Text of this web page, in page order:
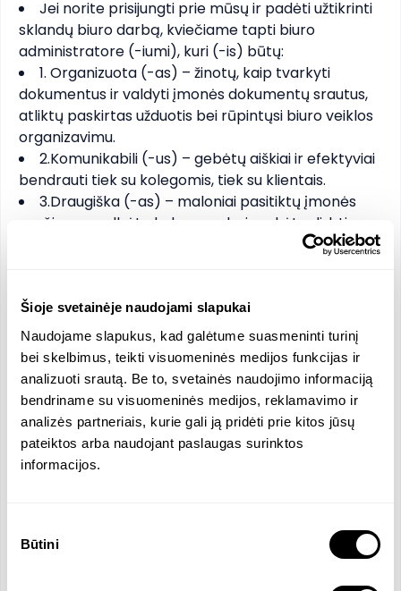
Šioje svetainėje naudojami slapukai
Naudojame slapukus, kad galėtume suasmeninti turinį
bei skelbimus, teikti visuomeninės medijos funkcijas ir
analizuoti srautą. Be to, svetainės naudojimo informaciją
bendriname su visuomeninės medijos, reklamavimo ir
analizės partneriais, kurie gali ją pridėti prie kitos jūsų
pateiktos arba naudojant paslaugas surinktos
informacijos.
pasirinkimas
Būtini
Jei norite prisijungti prie mūsų ir padėti užtikrinti
sklandų biuro darbą, kviečiame tapti biuro
administratore (-iumi), kuri (-is) būtų:
1. Organizuota (-as) – žinotų, kaip tvarkyti
dokumentus ir valdyti įmonės dokumentų srautus,
atliktų paskirtas užduotis bei rūpintųsi biuro veiklos
organizavimu.
2.Komunikabili (-us) – gebėtų aiškiai ir efektyviai
bendrauti tiek su kolegomis, tiek su klientais.
3.Draugiška (-as) – maloniai pasitiktų įmonės
svečius, pagelbėtų kolegoms bei mokėtų dirbti
5.Kūrybinga (-as) socialinių tinklų meistras –
žinotų kaip kurti patrauklų ir įtraukiantį turinį,
pritaikytą įvairioms platformoms, greitai sugalvoti
idėjų, kurios pritrauktų sekėjus.
6.Iniciatyvus – aktyviai dalyvautų įmonės veikloje.
Jei visi šie punktai apie tave, laukiame tavo
prisijungimo prie mūsų komandos!